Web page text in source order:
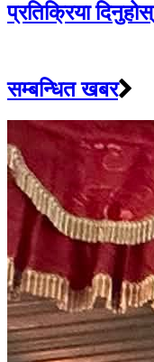
प्रतिक्रिया दिनुहोस्
सम्बन्धित खबर